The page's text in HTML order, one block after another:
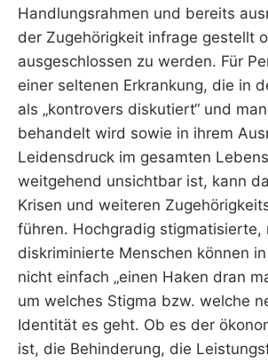
Handlungsrahmen und bereits
der Zugehörigkeit infrage gestellt
ausgeschlossen zu werden. Für
einer seltenen Erkrankung, die in
als „kontrovers diskutiert“ und
behandelt wird sowie in ihrem
Leidensdruck im gesamten
weitgehend unsichtbar ist, kann
Krisen und weiteren
führen. Hochgradig stigmatisierte,
diskriminierte Menschen können
nicht einfach „einen Haken dran
um welches Stigma bzw. welche
Identität es geht. Ob es der
ist, die Behinderung, die